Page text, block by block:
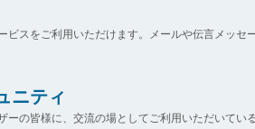
ビスをご利用いただけます。メールや伝言メッ
ニティ
ーの皆様に、交流の場としてご利用いただいてい